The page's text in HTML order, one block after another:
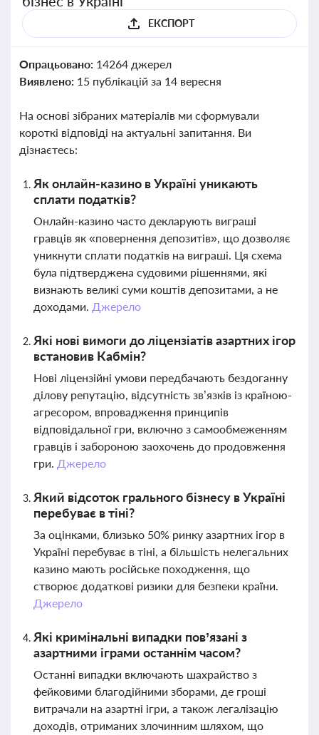
ЕКСПОРТ
Опрацьовано: 14264 джерел
Виявлено: 15 публікацій за 14 вересня
На основі зібраних матеріалів ми сформували
короткі відповіді на актуальні запитання. Ви
дізнаєтесь:
Як онлайн-казино в Україні уникають
сплати податків?
Онлайн-казино часто декларують виграші
гравців як «повернення депозитів», що дозволяє
уникнути сплати податків на виграші. Ця схема
була підтверджена судовими рішеннями, які
визнають великі суми коштів депозитами, а не
доходами. Джерело
Які нові вимоги до ліцензіатів азартних ігор
встановив Кабмін?
Нові ліцензійні умови передбачають бездоганну
ділову репутацію, відсутність зв’язків із країною-
агресором, впровадження принципів
відповідальної гри, включно з самообмеженням
гравців і забороною заохочень до продовження
гри. Джерело
Який відсоток грального бізнесу в Україні
перебуває в тіні?
За оцінками, близько 50% ринку азартних ігор в
Україні перебуває в тіні, а більшість нелегальних
казино мають російське походження, що
створює додаткові ризики для безпеки країни.
Джерело
Які кримінальні випадки пов’язані з
азартними іграми останнім часом?
Останні випадки включають шахрайство з
фейковими благодійними зборами, де гроші
витрачали на азартні ігри, а також легалізацію
доходів, отриманих злочинним шляхом, що